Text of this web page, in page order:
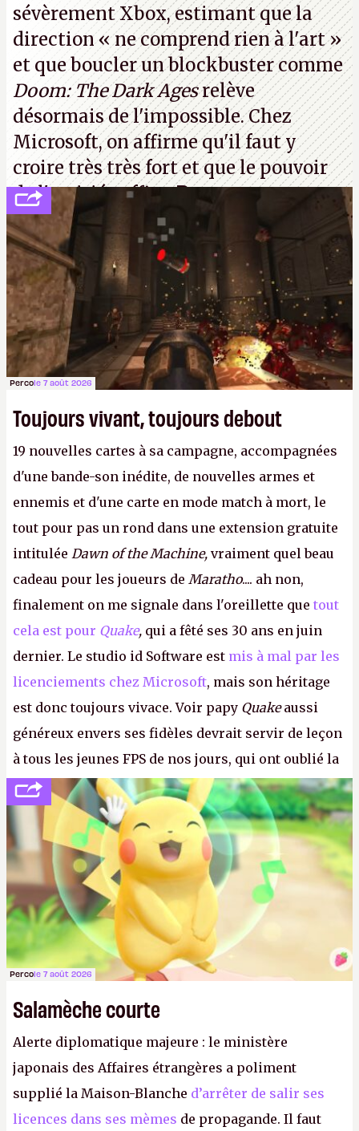
Note 1 : La convention dédiée au jeu. Oui, rien que ça.
sévèrement Xbox, estimant que la
direction« ne comprend rien à l'art »
et que boucler un blockbuster comme
Doom: The Dark Agesrelève
désormais de l'impossible. Chez
Microsoft, on affirme qu'il faut y
croire très très fort et que le pouvoir
de l'amitié suffira.P.
Percole 7 août 2026
Toujours vivant, toujours debout
19 nouvelles cartes à sa campagne, accompagnées
d'une bande-son inédite, de nouvelles armes et
ennemis et d'une carte en mode match à mort, le
tout pour pas un rond dans une extension gratuite
intitulée Dawn of the Machine, vraiment quel beau
cadeau pour les joueurs de Maratho.... ah non,
finalement on me signale dans l'oreillette que tout
cela est pour Quake, qui a fêté ses 30 ans en juin
dernier. Le studio id Software est mis à mal par les
licenciements chez Microsoft, mais son héritage
est donc toujours vivace. Voir papy Quakeaussi
généreux envers ses fidèles devrait servir de leçon
à tous les jeunes FPS de nos jours, qui ont oublié la
politesse et le respect envers leurs joueurs et les
anciens. Il leur faudrait une bonne guerre des
consoles à ces petits cons !
Percole 7 août 2026
Salamèche courte
Alerte diplomatique majeure : le ministère
japonais des Affaires étrangères a poliment
supplié la Maison-Blanche d’arrêter de salir ses
licences dans ses mèmes de propagande. Il faut